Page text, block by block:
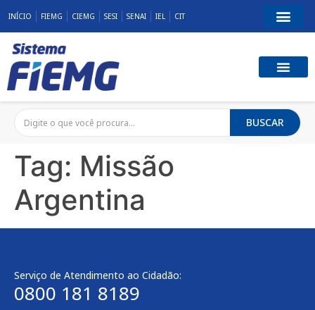
INÍCIO FIEMG CIEMG SESI SENAI IEL CIT
BUSCAR
Tag: Missão
Argentina
Serviço de Atendimento ao Cidadão:
0800 181 8189